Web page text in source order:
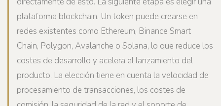
plataforma blockchain. Un token puede crearse en
redes existentes como Ethereum, Binance Smart
Chain, Polygon, Avalanche o Solana, lo que reduce los
costes de desarrollo y acelera el lanzamiento del
producto. La elección tiene en cuenta la velocidad de
procesamiento de transacciones, los costes de